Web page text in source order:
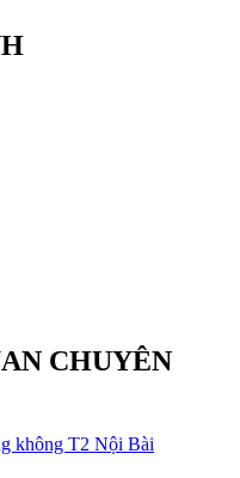
CHUYÊN